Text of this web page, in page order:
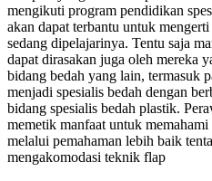
mengikuti program pendidikan
akan dapat terbantu untuk
sedang dipelajarinya. Tentu saja
dapat dirasakan juga oleh mereka
bidang bedah yang lain, termasuk
menjadi spesialis bedah dengan
bidang spesialis bedah plastik.
memetik manfaat untuk
melalui pemahaman lebih baik
mengakomodasi teknik flap